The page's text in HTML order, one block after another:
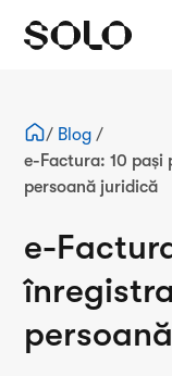
/ Blog/
e-Factura: 10 pași
persoană juridică
e-